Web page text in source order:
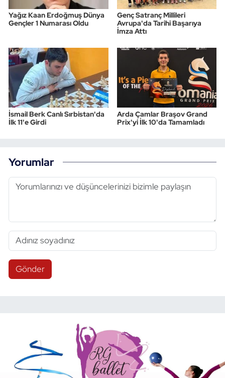
Yağız Kaan Erdoğmuş Dünya
Gençler 1 Numarası Oldu
Genç Satranç Millileri
Avrupa'da Tarihi Başarıya
İmza Attı
İsmail Berk Canlı Sırbistan'da
İlk 11'e Girdi
Arda Çamlar Braşov Grand
Prix'yi İlk 10'da Tamamladı
Yorumlar
Gönder